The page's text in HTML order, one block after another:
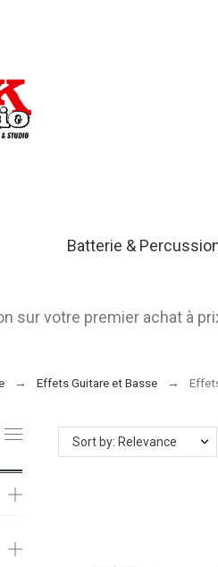
Batterie &
sur votre premier achat à
Effets Guitare et Basse
Sort by: Relevance